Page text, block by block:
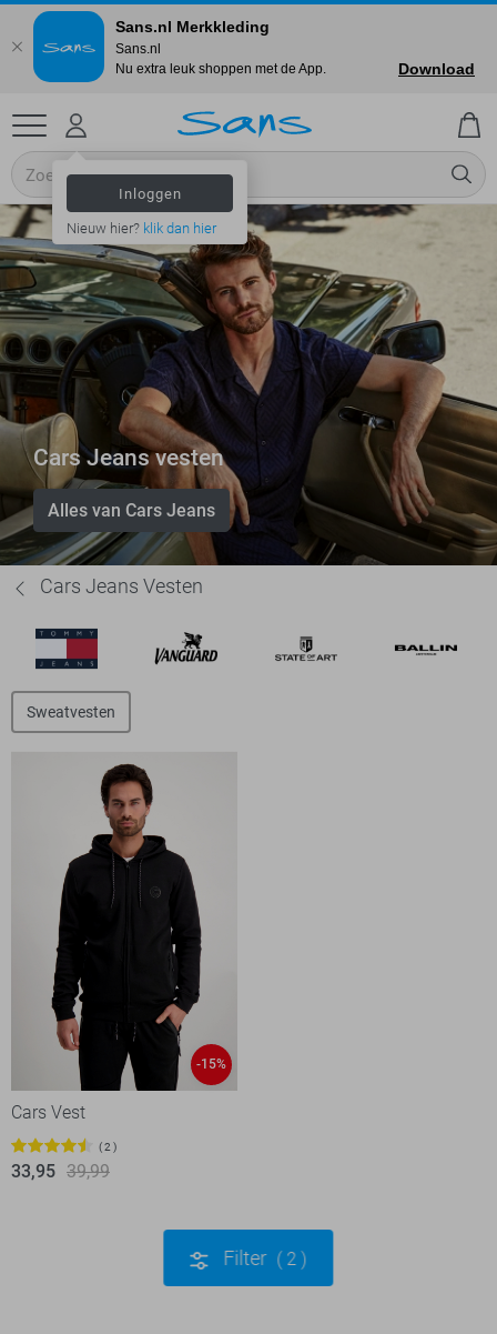
Inloggen
Nieuw hier? klik dan hier
Cars Jeans vesten
Alles van Cars Jeans
Cars Jeans Vesten
Sweatvesten
-15%
Cars Vest
2
33,95 39,99
Filter 2
Sans.nl Merkkleding
Sans.nl
Nu extra leuk shoppen met de App.
Download